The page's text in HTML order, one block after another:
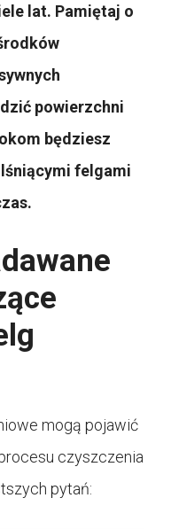
lat. Pamiętaj o
powierzchni
będziesz
felgami
mogą pojawić
czyszczenia
pytań: